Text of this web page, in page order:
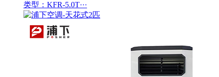
类型：KFR-5.0T···